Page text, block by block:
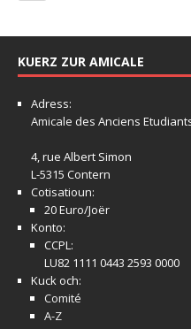
KUERZ ZUR AMICALE
Adress:
Amicale des Anciens
4, rue Albert Simon
L-5315 Contern
Cotisatioun:
20 Euro/Joër
Konto:
CCPL:
LU82 1111 0443 2593 0000
Kuck och:
Comité
A-Z